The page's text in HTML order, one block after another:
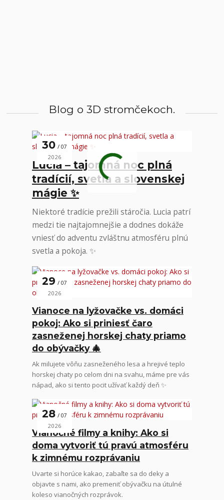
Blog o 3D stromčekoch.
30 07
2026
Lucia – tajomná noc plná
tradícií, svetla a slovenskej
mágie ✨
Niektoré tradície prežili stáročia. Lucia patrí
medzi tie najtajomnejšie a dodnes dokáže
vniesť do adventu zvláštnu atmosféru plnú
svetla a pokoja. ✨
29 07
2026
Vianoce na lyžovačke vs. domáci
pokoj: Ako si priniesť čaro
zasneženej horskej chaty priamo
do obývačky 🎄
Ak milujete vôňu zasneženého lesa a hrejivé teplo
horskej chaty po celom dni na svahu, máme pre vás
nápad, ako si tento pocit užívať každý deň ✨
28 07
2026
Vianočné filmy a knihy: Ako si
doma vytvoriť tú pravú atmosféru
k zimnému rozprávaniu
Uvarte si horúce kakao, zabaľte sa do deky a
objavte s nami, ako premeniť obývačku na útulné
koleso vianočných rozprávok.